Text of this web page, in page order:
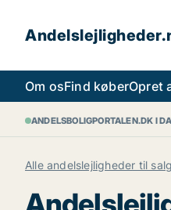
Om osFind køberOpret
ANDELSBOLIGPORTALEN.DK I
Alle andelslejligheder til salg